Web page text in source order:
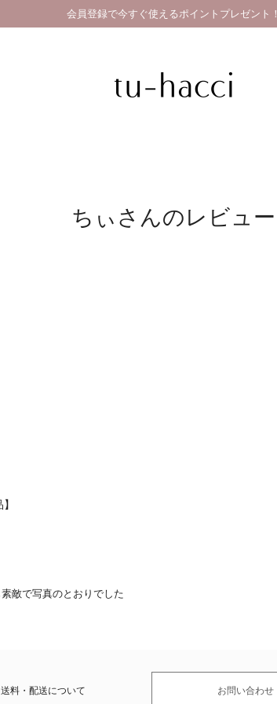
会員登録で今すぐ使えるポイントプレゼント！
ちぃさんのレビュー
敵で写真のとおりでした
送料・配送について お問い合わせ